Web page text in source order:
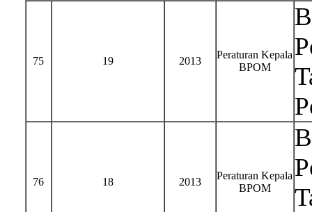
75 19 2013
Peraturan Kepala
BPOM
76 18 2013
Peraturan Kepala
BPOM